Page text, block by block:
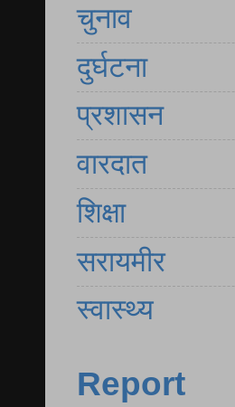
चुनाव
दुर्घटना
प्रशासन
वारदात
शिक्षा
सरायमीर
स्वास्थ्य
Report